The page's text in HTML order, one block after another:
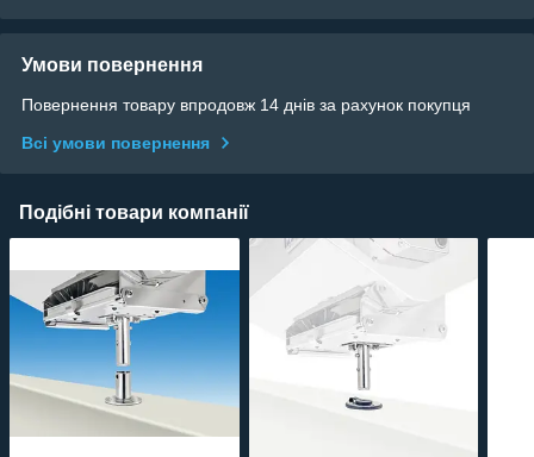
Умови повернення
Повернення товару впродовж 14 днів за рахунок покупця
Всі умови повернення
Подібні товари компанії